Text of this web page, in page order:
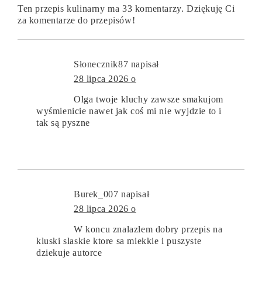
Ten przepis kulinarny ma 33 komentarzy. Dziękuję Ci
za komentarze do przepisów!
Słonecznik87 napisał
28 lipca 2026 o
Olga twoje kluchy zawsze smakujom
wyśmienicie nawet jak coś mi nie wyjdzie to i
tak są pyszne
Burek_007 napisał
28 lipca 2026 o
W koncu znalazlem dobry przepis na
kluski slaskie ktore sa miekkie i puszyste
dziekuje autorce